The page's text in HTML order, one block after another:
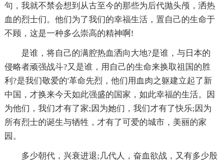
句，我就不禁会想到从古至今的那些为后代抛头颅，洒热
血的烈士们。他们为了我们的幸福生活，置自己的生命于
不顾，这是一种多么崇高的精神啊!
是谁，将自己的满腔热血洒向大地?是谁，与日本的
侵略者顽强战斗?又是谁，用自己的生命来换取祖国的胜
利?是我们敬爱的'革命先烈，他们用血肉之躯建立起了新
中国，才换来今天如此强盛的国家，如此幸福的生活。因
为他们，我们才有了家;因为她们，我们才有了快乐;因为
所有烈士的诞生与牺牲，才有了可爱的城市，美丽的家
园。
多少朝代，兴衰进退;几代人，奋血欲战，又有多少殷